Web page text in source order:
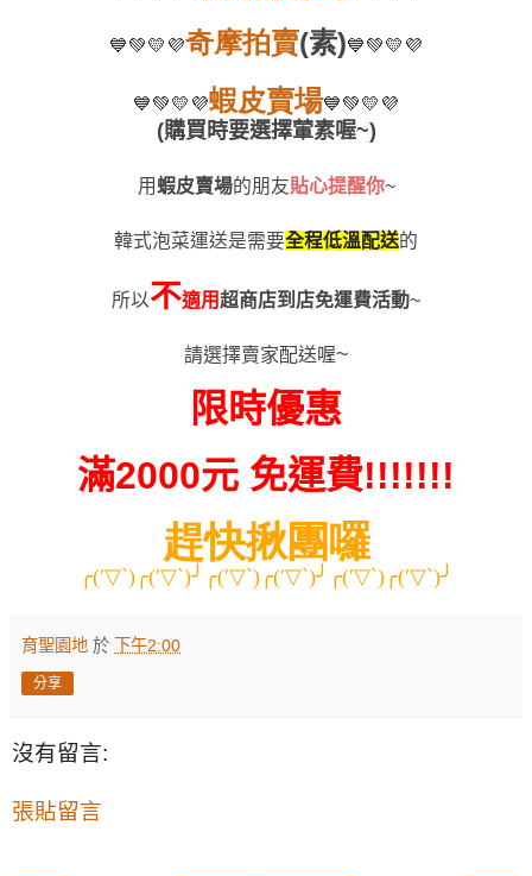
💙💚💛💜奇摩拍賣(素)💙💚💛💜
💙💚💛💜蝦皮賣場💙💚💛💜
(購買時要選擇葷素喔~)
用蝦皮賣場的朋友貼心提醒你~
韓式泡菜運送是需要全程低溫配送的
所以不適用超商店到店免運費活動~
請選擇賣家配送喔~
限時優惠
滿2000元 免運費!!!!!!!
趕快揪團囉
╭(′▽`)╭(′▽`)╯╭(′▽`)╭(′▽`)╯╭(′▽`)╭(′▽`)╯
育聖園地 於 下午2:00
分享
沒有留言:
張貼留言